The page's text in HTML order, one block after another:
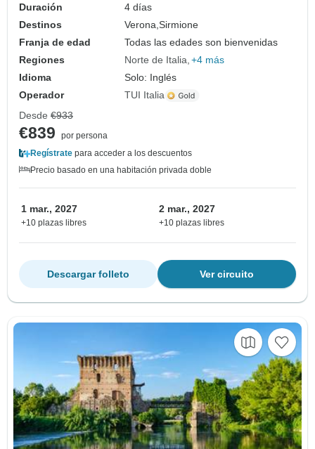
Duración
4 días
Destinos
Verona,Sirmione
Franja de edad
Todas las edades son bienvenidas
Regiones
Norte de Italia +4 más
Idioma
Solo: Inglés
Operador
TUI Italia
Desde €933
€839
por persona
Regístrate para acceder a los descuentos
Precio basado en una habitación privada doble
1 mar., 2027
+10 plazas libres
2 mar., 2027
+10 plazas libres
Ver circuito
Descargar folleto